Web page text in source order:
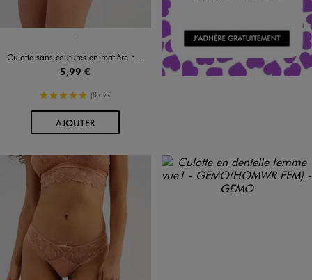
Culotte sans coutures en matière recyclée extensible femme
5,99 €
5/5 de moyenne
(8 avis)
AJOUTERAU PANIER